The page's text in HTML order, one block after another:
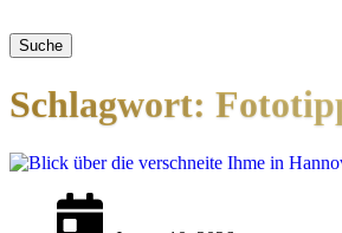
Suche
Schlagwort: